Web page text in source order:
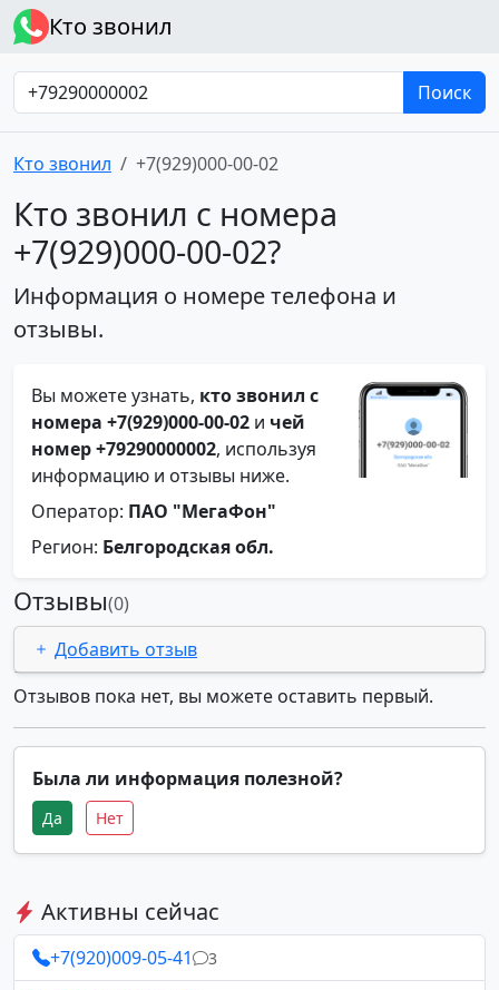
Кто звонил
Поиск
Кто звонил +7(929)000-00-02
Кто звонил с номера
+7(929)000-00-02?
Информация о номере телефона и
отзывы.
Вы можете узнать, кто звонил с
номера +7(929)000-00-02 и чей
номер +79290000002, используя
информацию и отзывы ниже.
Оператор: ПАО "МегаФон"
Регион: Белгородская обл.
Отзывы(0)
Добавить отзыв
Отзывов пока нет, вы можете оставить первый.
Была ли информация полезной?
Да Нет
Активны сейчас
+7(920)009-05-41 3